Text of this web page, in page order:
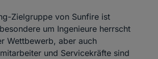
Zielgruppe von Sunfire ist
um Ingenieure herrscht
Wettbewerb, aber auch
und Servicekräfte sind